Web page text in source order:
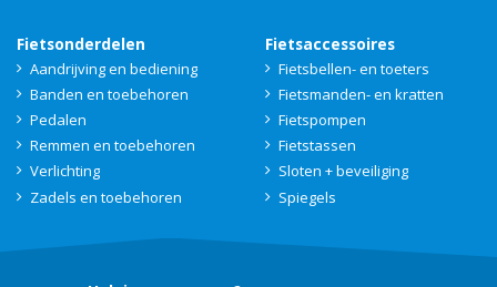
Fietsonderdelen
Aandrijving en bediening
Banden en toebehoren
Pedalen
Remmen en toebehoren
Verlichting
Zadels en toebehoren
Fietsaccessoires
Fietsbellen- en toeters
Fietsmanden- en kratten
Fietspompen
Fietstassen
Sloten + beveiliging
Spiegels